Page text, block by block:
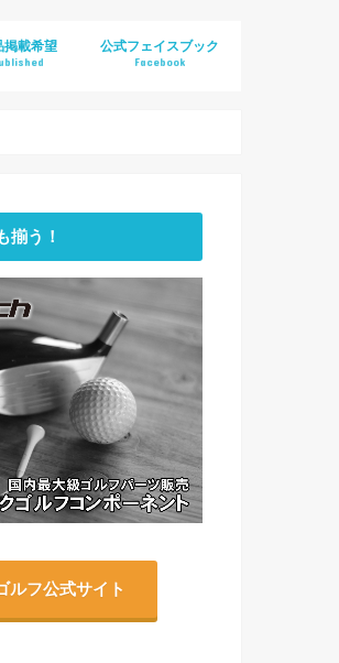
掲載希望 公式フェイスブック
Facebook
揃う！
ルフ公式サイト